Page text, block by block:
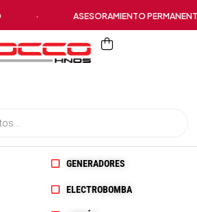
ASESORAMIENTO PERMANENTE
GENERADORES
ELECTROBOMBA